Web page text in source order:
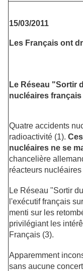
15/03/2011
Les Français ont
Le Réseau "Sortir
nucléaires
Quatre accidents
radioactivité (1).
nucléaires ne se
chancelière
réacteurs
Le Réseau "Sortir
l'exécutif français
menti sur les
privilégiant les
Français (3).
Apparemment
sans aucune